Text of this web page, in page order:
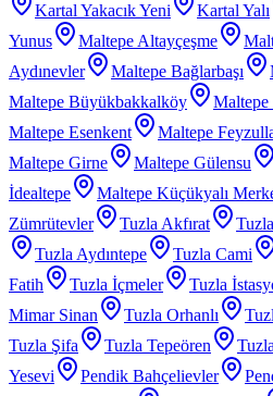
Kartal Yakacık Yeni
Kartal Yalı
Yunus
Maltepe Altayçeşme
Aydınevler
Maltepe Bağlarbaşı
Maltepe Büyükbakkalköy
Maltepe Esenkent
Maltepe
Maltepe Girne
Maltepe Gülensu
İdealtepe
Maltepe Küçükyalı
Zümrütevler
Tuzla Akfırat
Tuzla Aydıntepe
Tuzla Cami
Fatih
Tuzla İçmeler Tuzla
Mimar Sinan
Tuzla Orhanlı
Tuzla Şifa
Tuzla Tepeören
Yesevi
Pendik Bahçelievler